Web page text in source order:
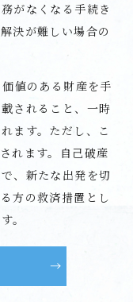
がなくなる手続き
決が難しい場合の
値のある財産を手
されること、一時
ます。ただし、こ
れます。自己破産
、新たな出発を切
方の救済措置とし
。